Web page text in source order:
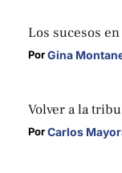
Los sucesos
Por Gina
Volver a la tribu
Por Carlos